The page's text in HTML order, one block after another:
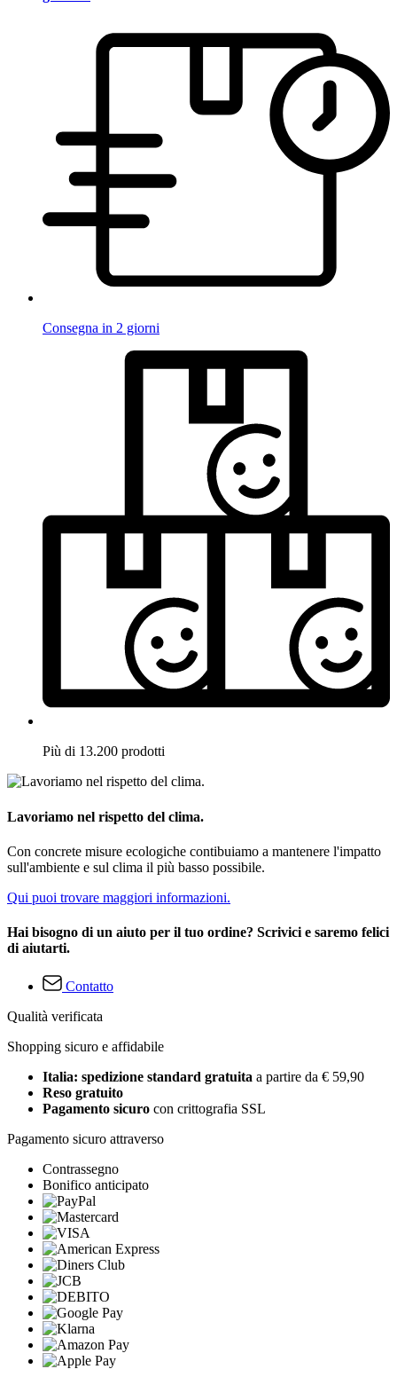
Consegna in 2 giorni
Più di 13.200 prodotti
Lavoriamo nel rispetto del clima.
Con concrete misure ecologiche contibuiamo a mantenere l'impatto
sull'ambiente e sul clima il più basso possibile.
Qui puoi trovare maggiori informazioni.
Hai bisogno di un aiuto per il tuo ordine? Scrivici e saremo felici
di aiutarti.
Contatto
Qualità verificata
Shopping sicuro e affidabile
Italia: spedizione standard gratuita a partire da € 59,90
Reso gratuito
Pagamento sicuro con crittografia SSL
Pagamento sicuro attraverso
Contrassegno
Bonifico anticipato